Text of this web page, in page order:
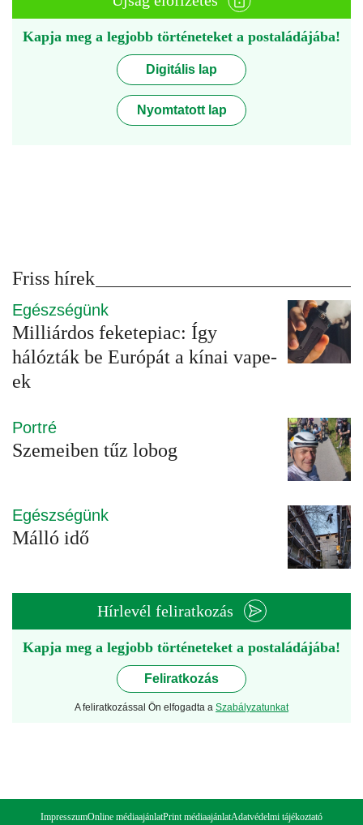
Kapja meg a legjobb történeteket a postaládájába!
Digitális lap
Nyomtatott lap
Friss hírek
Egészségünk
Milliárdos feketepiac: Így
hálózták be Európát a kínai vape-
ek
Portré
Szemeiben tűz lobog
Egészségünk
Málló idő
Hírlevél feliratkozás
Kapja meg a legjobb történeteket a postaládájába!
Feliratkozás
A feliratkozással Ön elfogadta a Szabályzatunkat
ImpresszumOnline médiaajánlatPrint médiaajánlatAdatvédelmi tájékoztató